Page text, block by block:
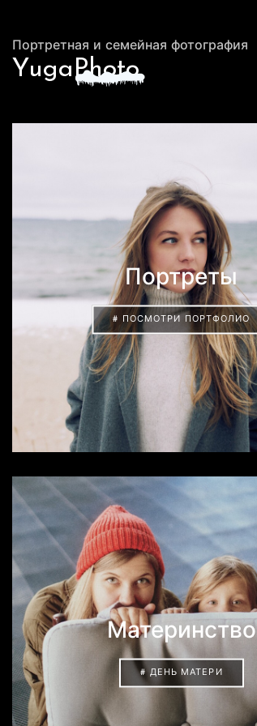
Портретная и семейная фотография
YugaPhoto
Портреты
# ПОСМОТРИ ПОРТФОЛИО
Материнство
# ДЕНЬ МАТЕРИ